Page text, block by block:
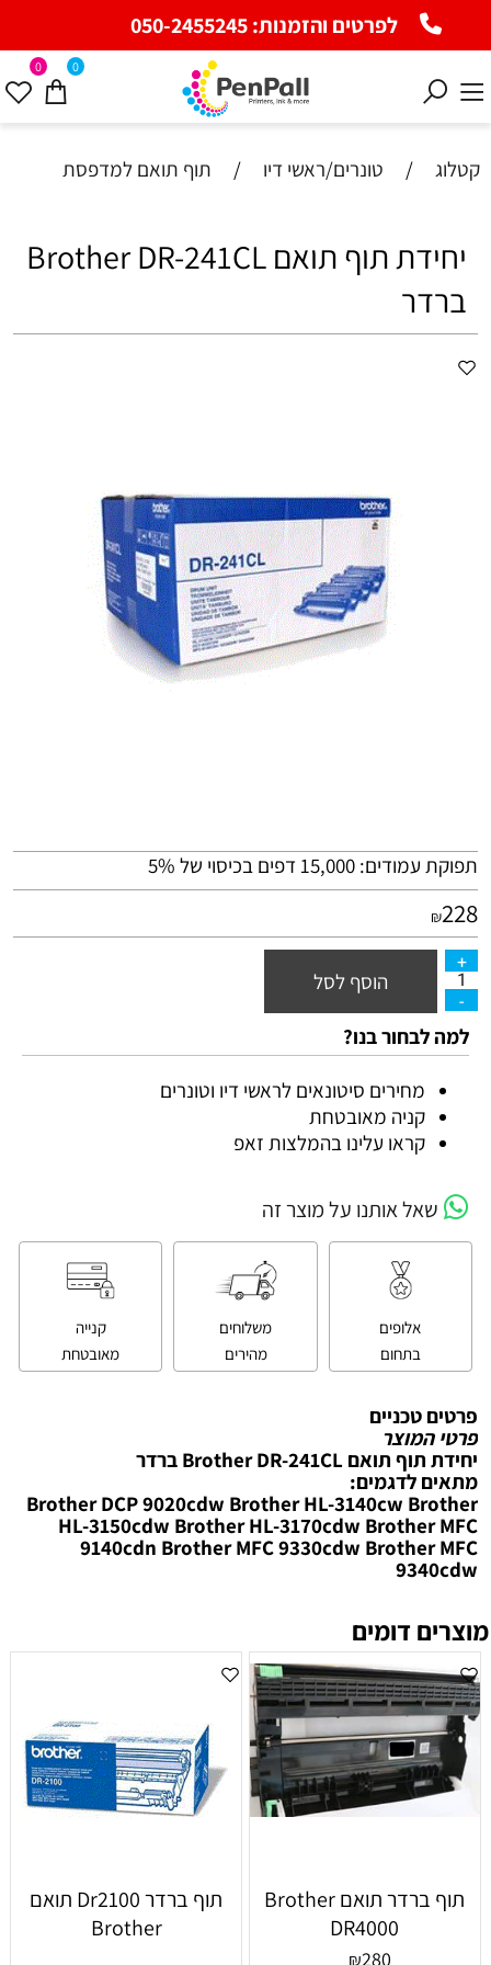
לפרטים והזמנות:050-2455245
0 0
קטלוג / טונרים/ראשי דיו / תוף תואם למדפסת
יחידת תוף תואם Brother DR-241CL
ברדר
תפוקת עמודים: 15,000 דפים בכיסוי של 5%
₪228
הוסף לסל
למה לבחור בנו?
מחירים סיטונאים לראשי דיו וטונרים
קניה מאובטחת
קראו עלינו בהמלצות זאפ
שאל אותנו על מוצר זה
אלופים
בתחום
משלוחים
מהירים
קנייה
מאובטחת
פרטים טכניים
פרטי המוצר
יחידת תוף תואם Brother DR-241CL ברדר
מתאים לדגמים:
Brother DCP 9020cdw Brother HL-3140cw Brother
HL-3150cdw Brother HL-3170cdw Brother MFC
9140cdn Brother MFC 9330cdw Brother MFC
9340cdw
מוצרים דומים
תוף ברדר תואם Brother
DR4000
₪280
תוף ברדר Dr2100 תואם
Brother